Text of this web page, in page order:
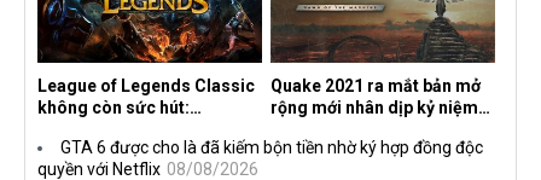
League of Legends Classic
không còn sức hút:
chơi cũ không còn online
Quake 2021 ra mắt bản mở
rộng mới nhân dịp kỷ niệm
the Machine
GTA 6 được cho là đã kiếm bộn tiền nhờ ký hợp đồng độc
quyền với Netflix 08/08/2026